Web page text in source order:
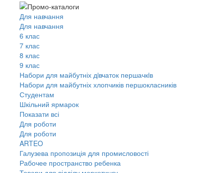
Для навчання
Для навчання
6 клас
7 клас
8 клас
9 клас
Набори для майбутніх дiвчаток першачкiв
Набори для майбутніх хлопчиків першокласників
Студентам
Шкільний ярмарок
Показати всі
Для роботи
Для роботи
ARTEO
Галузева пропозиція для промисловості
Рабочее пространство ребенка